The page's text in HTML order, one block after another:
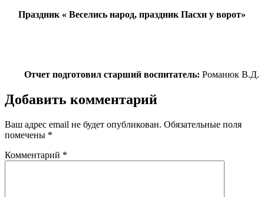
Праздник « Веселись народ, праздник Пасхи у ворот»
Отчет подготовил старший воспитатель: Романюк В.Д.
Добавить комментарий
Ваш адрес email не будет опубликован. Обязательные поля
помечены *
Комментарий *